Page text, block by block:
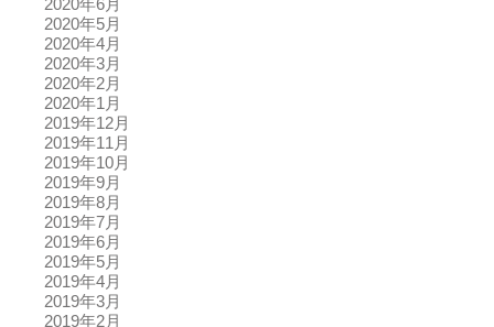
2020年6月
2020年5月
2020年4月
2020年3月
2020年2月
2020年1月
2019年12月
2019年11月
2019年10月
2019年9月
2019年8月
2019年7月
2019年6月
2019年5月
2019年4月
2019年3月
2019年2月